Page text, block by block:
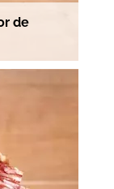
de